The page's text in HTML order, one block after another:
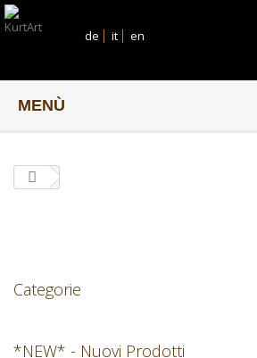
de it en
MENÙ
Categorie
*NEW* - Nuovi Prodotti